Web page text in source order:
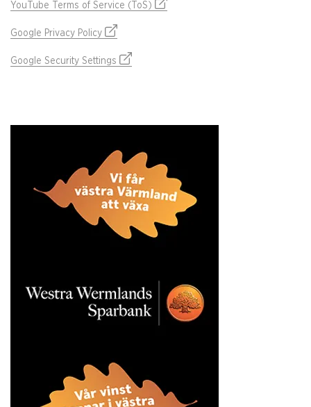
YouTube Terms of Service (ToS)
Google Privacy Policy
Google Security Settings